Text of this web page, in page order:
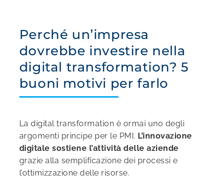
Perché un’impresa
dovrebbe investire nella
digital transformation? 5
buoni motivi per farlo
La digital transformation è ormai uno degli
argomenti principe per le PMI. L’innovazione
digitale sostiene l’attività delle aziende
grazie alla semplificazione dei processi e
l’ottimizzazione delle risorse.